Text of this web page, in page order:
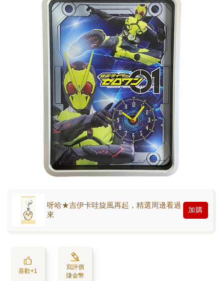
呀哈★吉伊卡哇旋風再起，精選周邊看過
來
加購
喜歡+1
寫評價
賺金幣